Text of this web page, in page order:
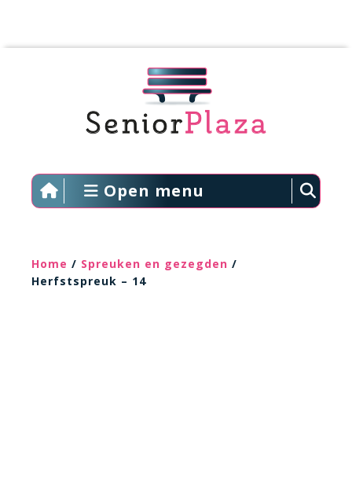
Open menu
Home / Spreuken en gezegden /
Herfstspreuk – 14